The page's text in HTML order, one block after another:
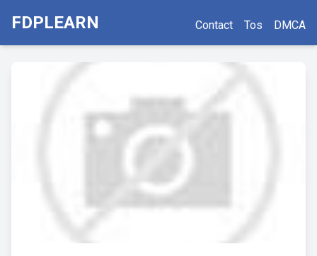
FDPLEARN Contact Tos DMCA